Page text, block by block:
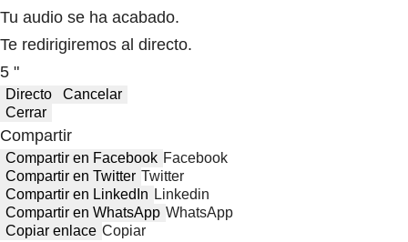
Tu audio se ha acabado.
Te redirigiremos al directo.
5 "
Directo
Cancelar
Cerrar
Compartir
Compartir en Facebook Facebook
Compartir en Twitter Twitter
Compartir en LinkedIn Linkedin
Compartir en WhatsApp WhatsApp
Copiar enlace Copiar